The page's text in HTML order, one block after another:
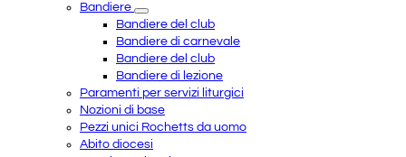
Bandiere
Bandiere del club
Bandiere di carnevale
Bandiere del club
Bandiere di lezione
Paramenti per servizi liturgici
Nozioni di base
Pezzi unici Rochetts da uomo
Abito diocesi